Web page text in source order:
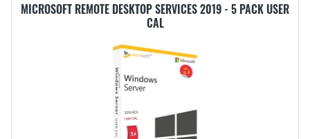
MICROSOFT REMOTE DESKTOP SERVICES 2019 - 5 PACK USER
CAL